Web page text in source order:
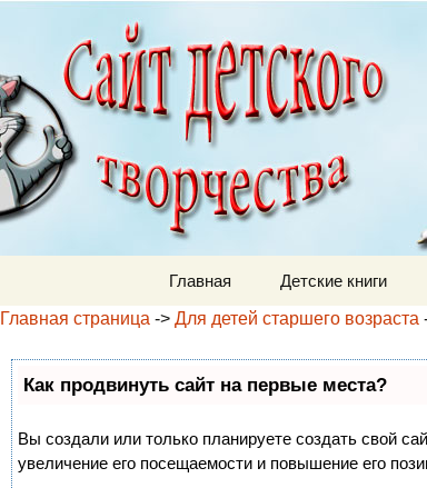
Главная Детские книги
Главная страница -> Для детей старшего возраста
Как продвинуть сайт на первые места?
Вы создали или только планируете создать свой
увеличение его посещаемости и повышение его